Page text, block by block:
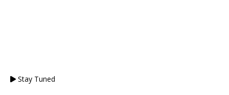
Stay Tuned